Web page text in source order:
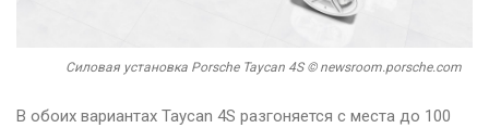
Силовая установка Porsche Taycan 4S © newsroom.porsche.com
В обоих вариантах Taycan 4S разгоняется с места до 100